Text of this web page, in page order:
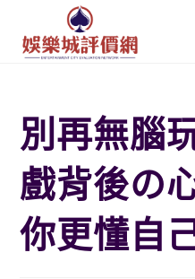
別再無腦
戲背後の
你更懂自